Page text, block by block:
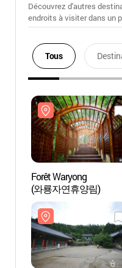
Découvrez d'autres
endroits à visiter dans un
Tous
Forêt Waryong
(와룡자연휴양림)